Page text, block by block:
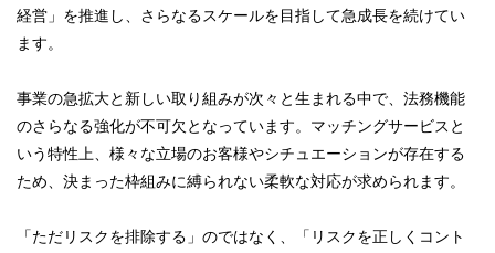
経営」を推進し、さらなるスケールを目指して急成長を続けてい
ます。
事業の急拡大と新しい取り組みが次々と生まれる中で、法務機能
のさらなる強化が不可欠となっています。マッチングサービスと
いう特性上、様々な立場のお客様やシチュエーションが存在する
ため、決まった枠組みに縛られない柔軟な対応が求められます。
「ただリスクを排除する」のではなく、「リスクを正しくコント